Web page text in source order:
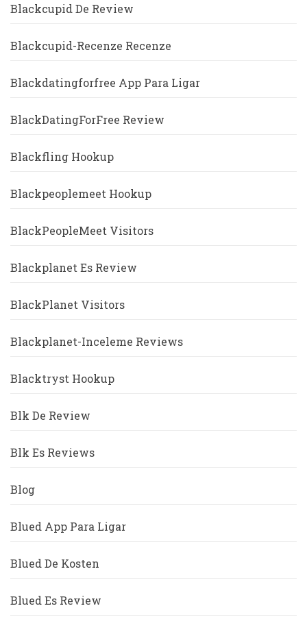
Blackcupid De Review
Blackcupid-Recenze Recenze
Blackdatingforfree App Para Ligar
BlackDatingForFree Review
Blackfling Hookup
Blackpeoplemeet Hookup
BlackPeopleMeet Visitors
Blackplanet Es Review
BlackPlanet Visitors
Blackplanet-Inceleme Reviews
Blacktryst Hookup
Blk De Review
Blk Es Reviews
Blog
Blued App Para Ligar
Blued De Kosten
Blued Es Review